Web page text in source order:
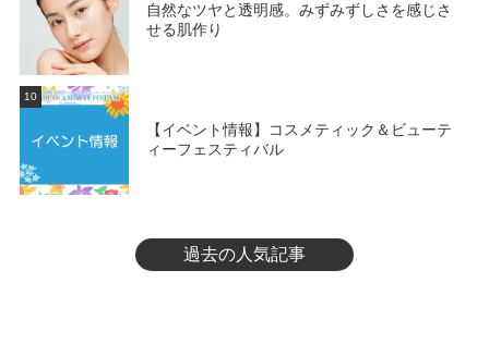
自然なツヤと透明感。みずみずしさを感じさ
せる肌作り
10
【イベント情報】コスメティック＆ビューテ
ィーフェスティバル
過去の人気記事